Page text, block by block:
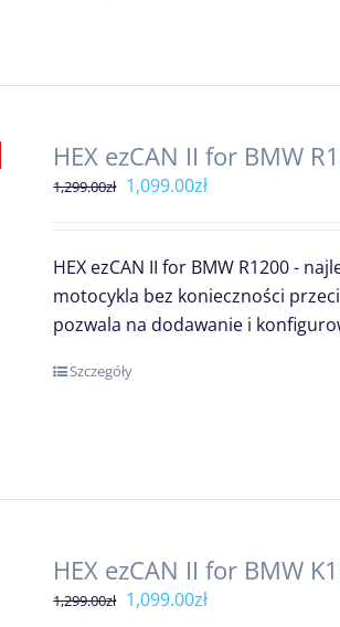
HEX ezCAN II for BMW
1,299.00zł Pierwotna
1,299.00zł.
1,099.00złAktualna
1,099.00zł.
HEX ezCAN II for BMW R1200 -
motocykla bez konieczności
pozwala na dodawanie i
Szczegóły
HEX ezCAN II for BMW
1,299.00zł Pierwotna
1,099.00złAktualna